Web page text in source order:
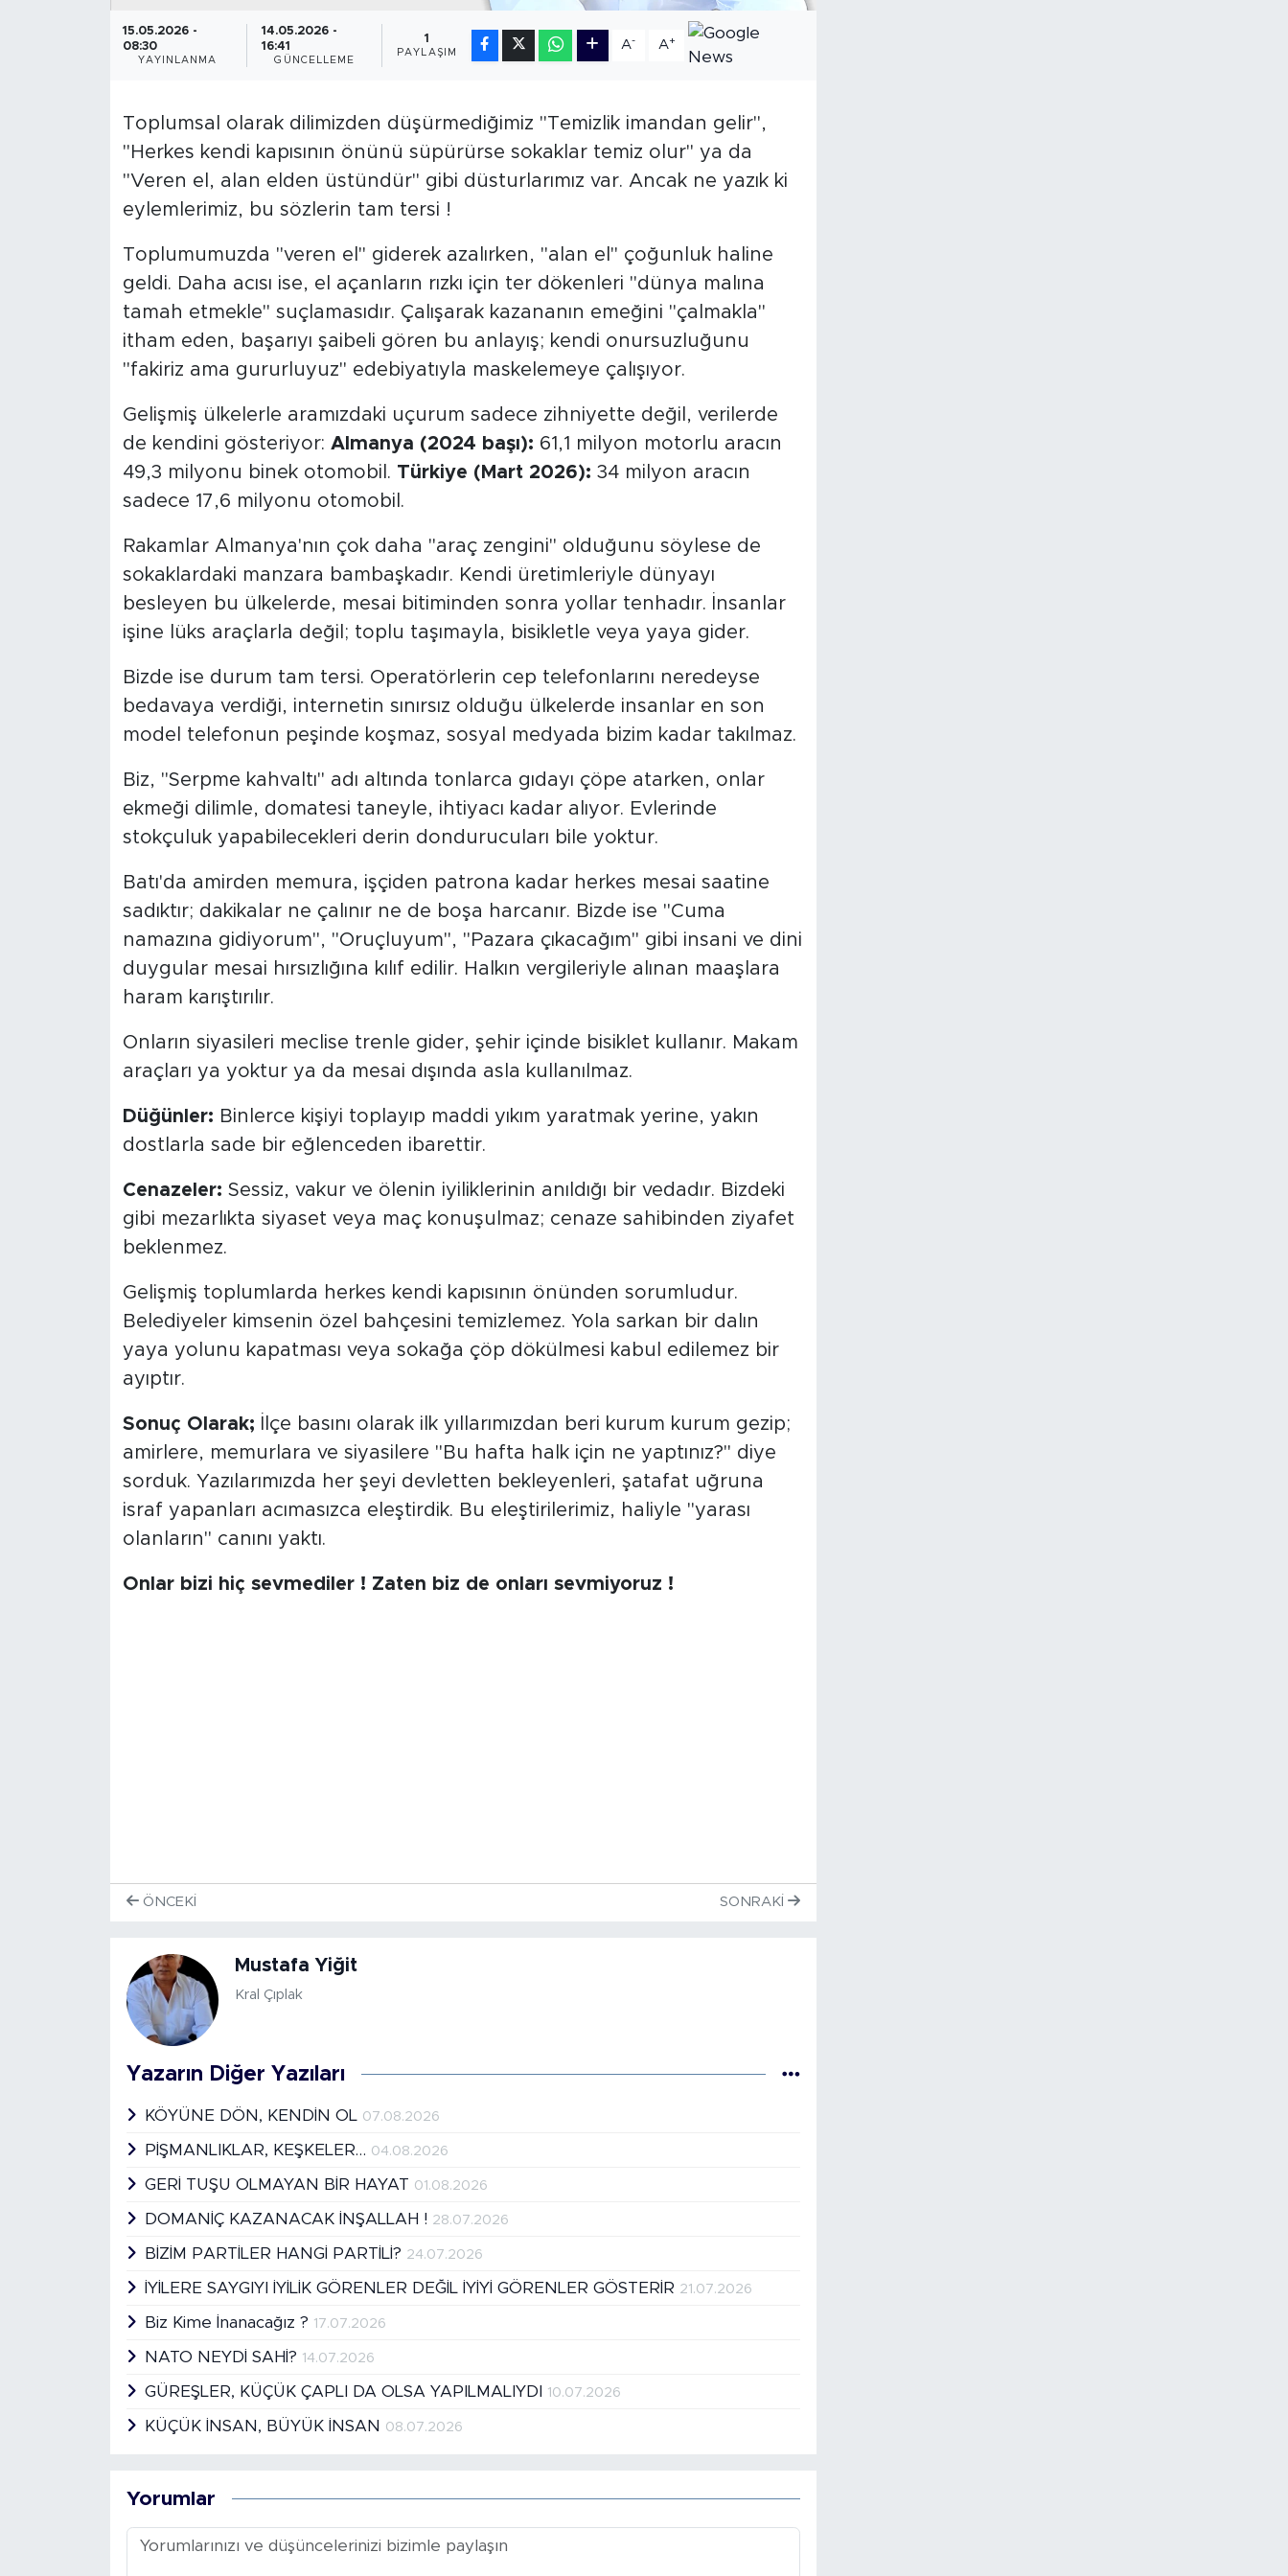
15.05.2026 -
08:30
YAYINLANMA
14.05.2026 -
16:41
GÜNCELLEME
1
PAYLAŞIM
A- A+
Toplumsal olarak dilimizden düşürmediğimiz "Temizlik imandan gelir",
"Herkes kendi kapısının önünü süpürürse sokaklar temiz olur" ya da
"Veren el, alan elden üstündür" gibi düsturlarımız var. Ancak ne yazık ki
eylemlerimiz, bu sözlerin tam tersi !
Toplumumuzda "veren el" giderek azalırken, "alan el" çoğunluk haline
geldi. Daha acısı ise, el açanların rızkı için ter dökenleri "dünya malına
tamah etmekle" suçlamasıdır. Çalışarak kazananın emeğini "çalmakla"
itham eden, başarıyı şaibeli gören bu anlayış; kendi onursuzluğunu
"fakiriz ama gururluyuz" edebiyatıyla maskelemeye çalışıyor.
Gelişmiş ülkelerle aramızdaki uçurum sadece zihniyette değil, verilerde
de kendini gösteriyor: Almanya (2024 başı): 61,1 milyon motorlu aracın
49,3 milyonu binek otomobil. Türkiye (Mart 2026): 34 milyon aracın
sadece 17,6 milyonu otomobil.
Rakamlar Almanya'nın çok daha "araç zengini" olduğunu söylese de
sokaklardaki manzara bambaşkadır. Kendi üretimleriyle dünyayı
besleyen bu ülkelerde, mesai bitiminden sonra yollar tenhadır. İnsanlar
işine lüks araçlarla değil; toplu taşımayla, bisikletle veya yaya gider.
Bizde ise durum tam tersi. Operatörlerin cep telefonlarını neredeyse
bedavaya verdiği, internetin sınırsız olduğu ülkelerde insanlar en son
model telefonun peşinde koşmaz, sosyal medyada bizim kadar takılmaz.
Biz, "Serpme kahvaltı" adı altında tonlarca gıdayı çöpe atarken, onlar
ekmeği dilimle, domatesi taneyle, ihtiyacı kadar alıyor. Evlerinde
stokçuluk yapabilecekleri derin dondurucuları bile yoktur.
Batı'da amirden memura, işçiden patrona kadar herkes mesai saatine
sadıktır; dakikalar ne çalınır ne de boşa harcanır. Bizde ise "Cuma
namazına gidiyorum", "Oruçluyum", "Pazara çıkacağım" gibi insani ve dini
duygular mesai hırsızlığına kılıf edilir. Halkın vergileriyle alınan maaşlara
haram karıştırılır.
Onların siyasileri meclise trenle gider, şehir içinde bisiklet kullanır. Makam
araçları ya yoktur ya da mesai dışında asla kullanılmaz.
Düğünler: Binlerce kişiyi toplayıp maddi yıkım yaratmak yerine, yakın
dostlarla sade bir eğlenceden ibarettir.
Cenazeler: Sessiz, vakur ve ölenin iyiliklerinin anıldığı bir vedadır. Bizdeki
gibi mezarlıkta siyaset veya maç konuşulmaz; cenaze sahibinden ziyafet
beklenmez.
Gelişmiş toplumlarda herkes kendi kapısının önünden sorumludur.
Belediyeler kimsenin özel bahçesini temizlemez. Yola sarkan bir dalın
yaya yolunu kapatması veya sokağa çöp dökülmesi kabul edilemez bir
ayıptır.
Sonuç Olarak; İlçe basını olarak ilk yıllarımızdan beri kurum kurum gezip;
amirlere, memurlara ve siyasilere "Bu hafta halk için ne yaptınız?" diye
sorduk. Yazılarımızda her şeyi devletten bekleyenleri, şatafat uğruna
israf yapanları acımasızca eleştirdik. Bu eleştirilerimiz, haliyle "yarası
olanların" canını yaktı.
Onlar bizi hiç sevmediler ! Zaten biz de onları sevmiyoruz !
ÖNCEKI SONRAKI
Mustafa Yiğit
Kral Çıplak
Yazarın Diğer Yazıları
KÖYÜNE DÖN, KENDİN OL 07.08.2026
PİŞMANLIKLAR, KEŞKELER… 04.08.2026
GERİ TUŞU OLMAYAN BİR HAYAT 01.08.2026
DOMANİÇ KAZANACAK İNŞALLAH ! 28.07.2026
BİZİM PARTİLER HANGİ PARTİLİ? 24.07.2026
İYİLERE SAYGIYI İYİLİK GÖRENLER DEĞİL İYİYİ GÖRENLER GÖSTERİR 21.07.2026
Biz Kime İnanacağız ? 17.07.2026
NATO NEYDİ SAHİ? 14.07.2026
GÜREŞLER, KÜÇÜK ÇAPLI DA OLSA YAPILMALIYDI 10.07.2026
KÜÇÜK İNSAN, BÜYÜK İNSAN 08.07.2026
Yorumlar